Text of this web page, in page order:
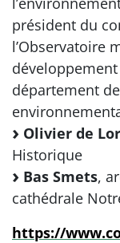
président du
l’Observatoire
département
Olivier de
Historique
Bas Smets,
cathédrale
https://